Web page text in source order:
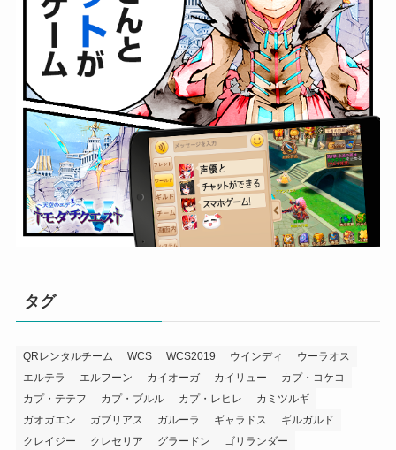
タグ
QRレンタルチーム WCS WCS2019 ウインディ
ウーラオス
エルテラ
エルフーン カイオーガ カイリュー
カプ・コケコ
カプ・テテフ
カプ・ブルル カプ・レヒレ
カミツルギ
ガオガエン
ガブリアス ガルーラ ギャラドス
ギルガルド
クレイジー
クレセリア グラードン
ゴリランダー